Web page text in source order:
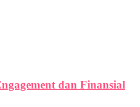
dan Finansial